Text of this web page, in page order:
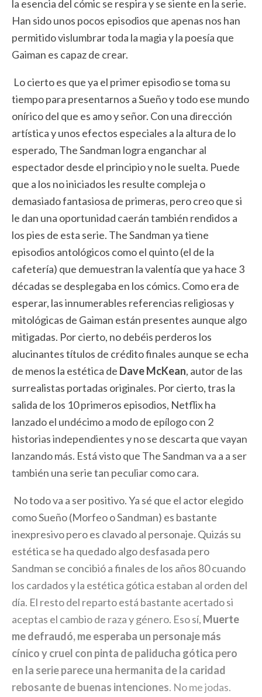
la esencia del cómic se respira y se siente en la serie.
Han sido unos pocos episodios que apenas nos han
permitido vislumbrar toda la magia y la poesía que
Gaiman es capaz de crear.
Lo cierto es que ya el primer episodio se toma su
tiempo para presentarnos a Sueño y todo ese mundo
onírico del que es amo y señor. Con una dirección
artística y unos efectos especiales a la altura de lo
esperado, The Sandman logra enganchar al
espectador desde el principio y no le suelta. Puede
que a los no iniciados les resulte compleja o
demasiado fantasiosa de primeras, pero creo que si
le dan una oportunidad caerán también rendidos a
los pies de esta serie. The Sandman ya tiene
episodios antológicos como el quinto (el de la
cafetería) que demuestran la valentía que ya hace 3
décadas se desplegaba en los cómics. Como era de
esperar, las innumerables referencias religiosas y
mitológicas de Gaiman están presentes aunque algo
mitigadas. Por cierto, no debéis perderos los
alucinantes títulos de crédito finales aunque se echa
de menos la estética de Dave McKean, autor de las
surrealistas portadas originales. Por cierto, tras la
salida de los 10 primeros episodios, Netflix ha
lanzado el undécimo a modo de epílogo con 2
historias independientes y no se descarta que vayan
lanzando más. Está visto que The Sandman va a a ser
también una serie tan peculiar como cara.
No todo va a ser positivo. Ya sé que el actor elegido
como Sueño (Morfeo o Sandman) es bastante
inexpresivo pero es clavado al personaje. Quizás su
estética se ha quedado algo desfasada pero
Sandman se concibió a finales de los años 80 cuando
los cardados y la estética gótica estaban al orden del
día. El resto del reparto está bastante acertado si
aceptas el cambio de raza y género. Eso sí, Muerte
me defraudó, me esperaba un personaje más
cínico y cruel con pinta de paliducha gótica pero
en la serie parece una hermanita de la caridad
rebosante de buenas intenciones. No me jodas.